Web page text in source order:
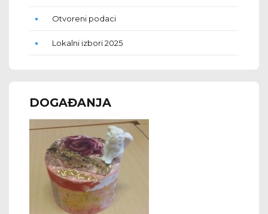
Otvoreni podaci
Lokalni izbori 2025
DOGAĐANJA